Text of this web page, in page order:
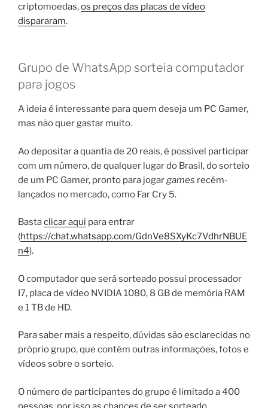
criptomoedas,os preços das placas de vídeo
dispararam.
Grupo de WhatsApp sorteia computador
para jogos
A ideia é interessante para quem deseja um PC Gamer,
mas não quer gastar muito.
Ao depositar a quantia de 20 reais, é possível participar
com um número, de qualquer lugar do Brasil, do sorteio
de um PC Gamer, pronto para jogargames recém-
lançados no mercado, como Far Cry 5.
Bastaclicar aqui para entrar
(https://chat.whatsapp.com/GdnVe8SXyKc7VdhrNBUE
n4).
O computador que será sorteado possui processador
I7, placa de vídeo NVIDIA 1080, 8 GB de memória RAM
e 1 TB de HD.
Para saber mais a respeito, dúvidas são esclarecidas no
próprio grupo, que contém outras informações, fotos e
vídeos sobre o sorteio.
O número de participantes do grupo é limitado a 400